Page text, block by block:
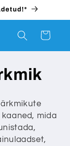
Ostukorv
mida